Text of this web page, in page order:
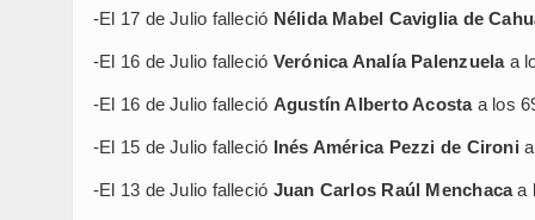
-El 17 de Julio falleció Nélida Mabel Caviglia de
-El 16 de Julio falleció Verónica Analía Palenzuelaa
-El 16 de Julio falleció Agustín Alberto Acostaa los
-El 15 de Julio falleció Inés América Pezzi de Cironi
-El 13 de Julio falleció Juan Carlos Raúl Menchacaa